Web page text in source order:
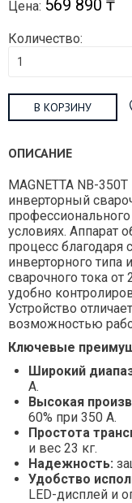
Цена: 569 890 ₸
Количество:
В КОРЗИНУ
ОПИСАНИЕ
MAGNETTA NB-
инверторный
условиях. Аппарат
процесс
инверторного
сварочного тока
удобно
Устройство
возможностью
Ключевые
Широкий
А.
Высокая
60% при 350 А.
Простота
и вес 23 кг.
Надежность:
Удобство
LED-дисплей и